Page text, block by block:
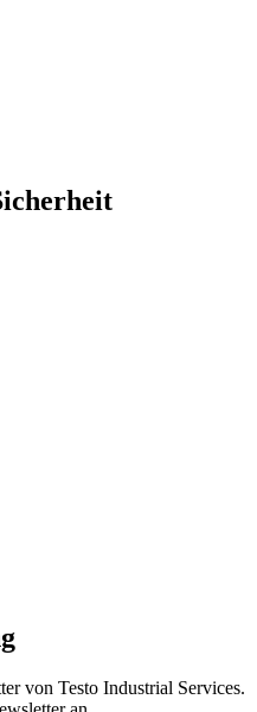
von Testo Industrial Services.